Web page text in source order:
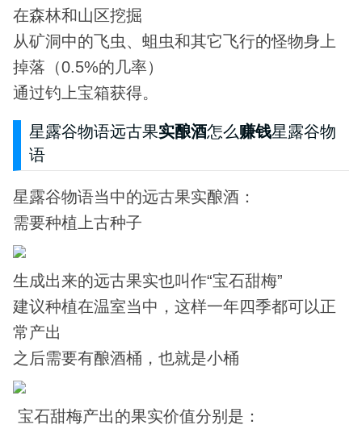
在森林和山区挖掘
从矿洞中的飞虫、蛆虫和其它飞行的怪物身上
掉落（0.5%的几率）
通过钓上宝箱获得。
星露谷物语远古果实酿酒怎么赚钱星露谷物
语
星露谷物语当中的远古果实酿酒：
需要种植上古种子
生成出来的远古果实也叫作“宝石甜梅”
建议种植在温室当中，这样一年四季都可以正
常产出
之后需要有酿酒桶，也就是小桶
宝石甜梅产出的果实价值分别是：